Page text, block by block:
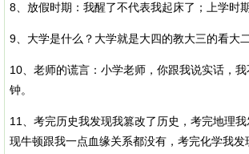
8、放假时期：我醒了不代表我起床了；上学时
9、大学是什么？大学就是大四的教大三的看大
10、老师的谎言：小学老师，你跟我说实话，
钟。
11、考完历史我发现我篡改了历史，考完地理
现牛顿跟我一点血缘关系都没有，考完化学我